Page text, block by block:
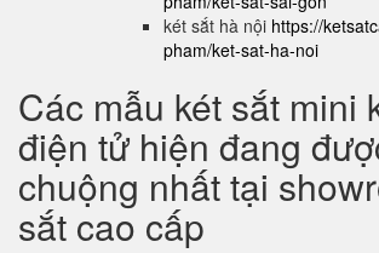
két sắt hà nội https://
pham/ket-sat-ha-noi
Các mẫu két sắt mini
điện tử hiện đang
chuộng nhất tại
sắt cao cấp